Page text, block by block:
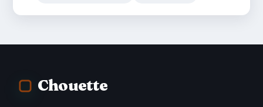
Chouette